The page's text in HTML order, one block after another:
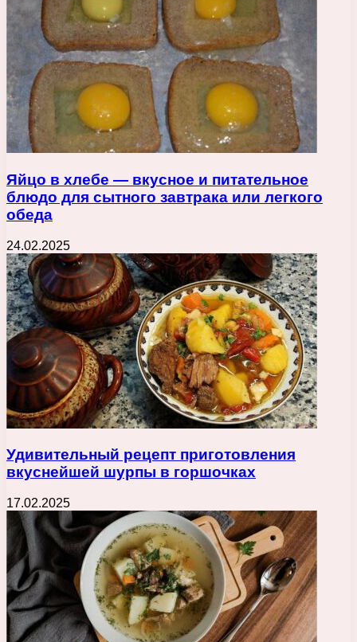
Яйцо в хлебе — вкусное и питательное
блюдо для сытного завтрака или легкого
обеда
24.02.2025
Удивительный рецепт приготовления
вкуснейшей шурпы в горшочках
17.02.2025